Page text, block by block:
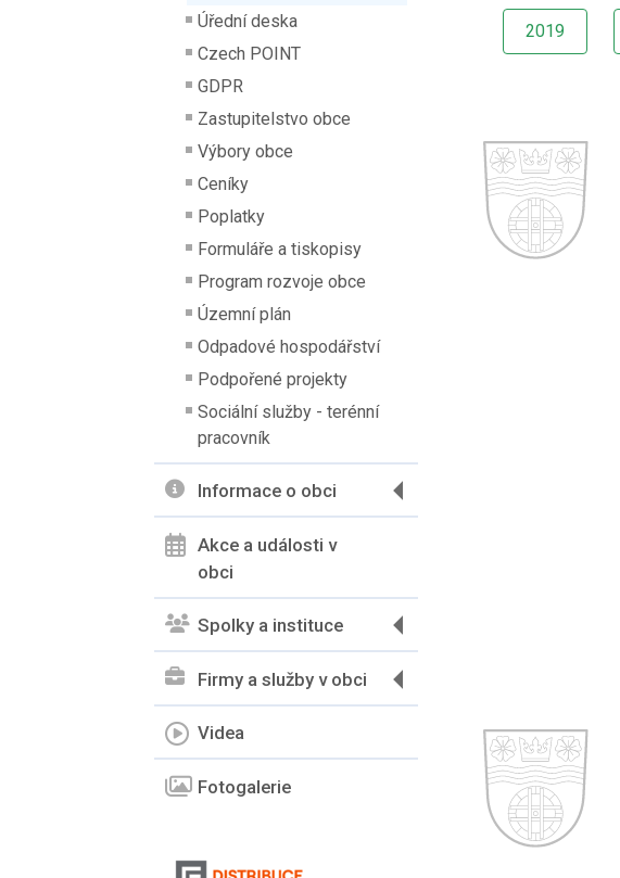
Úřední deska
Czech POINT
GDPR
Zastupitelstvo obce
Výbory obce
Ceníky
Poplatky
Formuláře a tiskopisy
Program rozvoje obce
Územní plán
Odpadové hospodářství
Podpořené projekty
Sociální služby - terénní
pracovník
Informace o obci
Akce a události v
obci
Spolky a instituce
Firmy a služby v obci
Videa
Fotogalerie
2019